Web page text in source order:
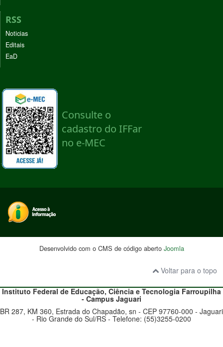
RSS
Noticias
Editais
EaD
Desenvolvido com o CMS de código aberto Joomla
Voltar para o topo
Instituto Federal de Educação, Ciência e TecnologiaFarroupilha
- Campus Jaguari
BR 287, KM 360, Estrada do Chapadão, sn - CEP 97760-000 - Jaguari
- Rio Grande do Sul/RS - Telefone: (55)3255-0200